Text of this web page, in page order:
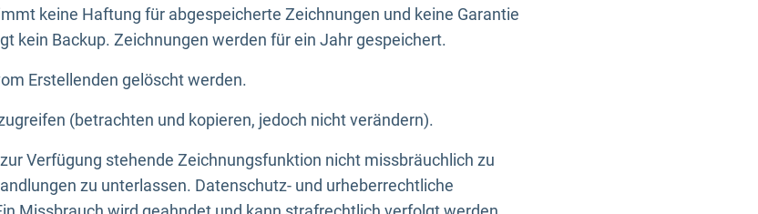
keine Haftung für abgespeicherte Zeichnungen und keine Garantie
kein Backup. Zeichnungen werden für ein Jahr gespeichert.
Erstellenden gelöscht werden.
(betrachten und kopieren, jedoch nicht verändern).
Verfügung stehende Zeichnungsfunktion nicht missbräuchlich zu
zu unterlassen. Datenschutz- und urheberrechtliche